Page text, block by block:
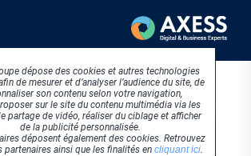
dépose des cookies et autres technologies
de mesurer et d’analyser l’audience du site, de
son contenu selon votre navigation,
sur le site du contenu multimédia via les
partage de vidéo, réaliser du ciblage et afficher
de la publicité personnalisée.
déposent également des cookies. Retrouvez
partenaires ainsi que les finalités en cliquant ici.